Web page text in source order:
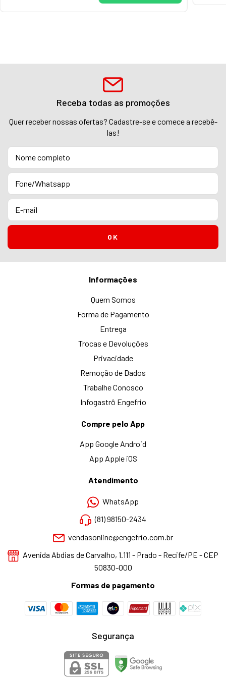
Receba todas as promoções
Quer receber nossas ofertas? Cadastre-se e comece a recebê-
las!
Informações
Quem Somos
Forma de Pagamento
Entrega
Trocas e Devoluções
Privacidade
Remoção de Dados
Trabalhe Conosco
Infogastrô Engefrio
Compre pelo App
App Google Android
App Apple iOS
Atendimento
WhatsApp
(81) 98150-2434
vendasonline@engefrio.com.br
Avenida Abdias de Carvalho, 1.111 - Prado - Recife/PE - CEP
50830-000
Formas de pagamento
Segurança